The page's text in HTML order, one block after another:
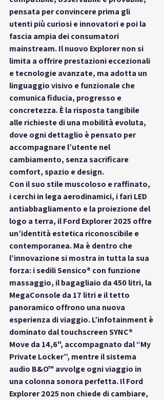
pensata per convincere prima gli
utenti più curiosi e innovatori e poi la
fascia ampia dei consumatori
mainstream. Il nuovo Explorer non si
limita a offrire prestazioni eccezionali
e tecnologie avanzate, ma adotta un
linguaggio visivo e funzionale che
comunica fiducia, progresso e
concretezza. È la risposta tangibile
alle richieste di una mobilità evoluta,
dove ogni dettaglio è pensato per
accompagnare l’utente nel
cambiamento, senza sacrificare
comfort, spazio e design.
Con il suo stile muscoloso e raffinato,
i cerchi in lega aerodinamici, i fari LED
antiabbagliamento e la proiezione del
logo a terra, il Ford Explorer 2025 offre
un’identità estetica riconoscibile e
contemporanea. Ma è dentro che
l’innovazione si mostra in tutta la sua
forza: i sedili Sensico® con funzione
massaggio, il bagagliaio da 450 litri, la
MegaConsole da 17 litri e il tetto
panoramico offrono una nuova
esperienza di viaggio. L’infotainment è
dominato dal touchscreen SYNC®
Move da 14,6", accompagnato dal “My
Private Locker”, mentre il sistema
audio B&O™ avvolge ogni viaggio in
una colonna sonora perfetta. Il Ford
Explorer 2025 non chiede di cambiare,